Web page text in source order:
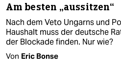
Am besten „aussitzen“
Nach dem Veto Ungarns und
Haushalt muss der deutsche
der Blockade finden. Nur wie?
Von Eric Bonse